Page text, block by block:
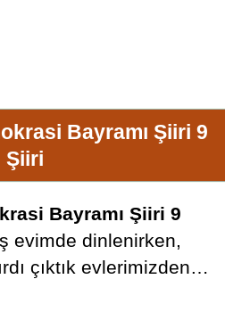
Bayramı Şiiri 9
Şiiri
Bayramı Şiiri 9
evimde dinlenirken,
çıktık evlerimizden…